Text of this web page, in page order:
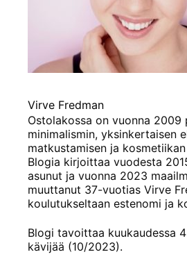
Virve Fredman
Ostolakossa on vuonna 2009
minimalismin, yksinkertaisen
matkustamisen ja
Blogia kirjoittaa vuodesta
asunut ja vuonna 2023
muuttanut 37-vuotias Virve
koulutukseltaan estenomi ja
Blogi tavoittaa kuukaudessa
kävijää (10/2023).